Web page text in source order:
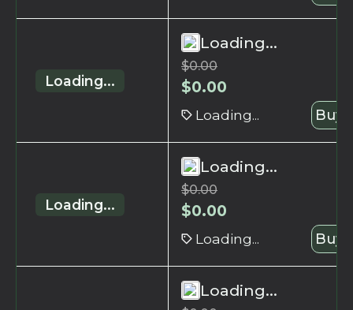
Loading...
Loading...
$0.00
$0.00
Loading... Buy
Loading...
Loading...
$0.00
$0.00
Loading... Buy
Loading...